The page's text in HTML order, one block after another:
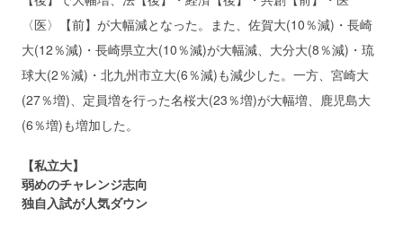
〈医〉【前】が大幅減となった。また、佐賀大(10％減)・長崎
大(12％減)・長崎県立大(10％減)が大幅減、大分大(8％減)・琉
球大(2％減)・北九州市立大(6％減)も減少した。一方、宮崎大
(27％増)、定員増を行った名桜大(23％増)が大幅増、鹿児島大
(6％増)も増加した。
【私立大】
弱めのチャレンジ志向
独自入試が人気ダウン